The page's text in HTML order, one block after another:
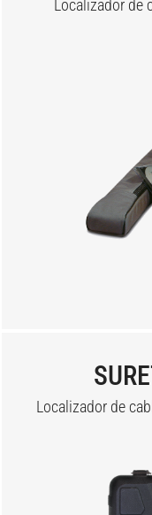
Localizador de
Localizador de